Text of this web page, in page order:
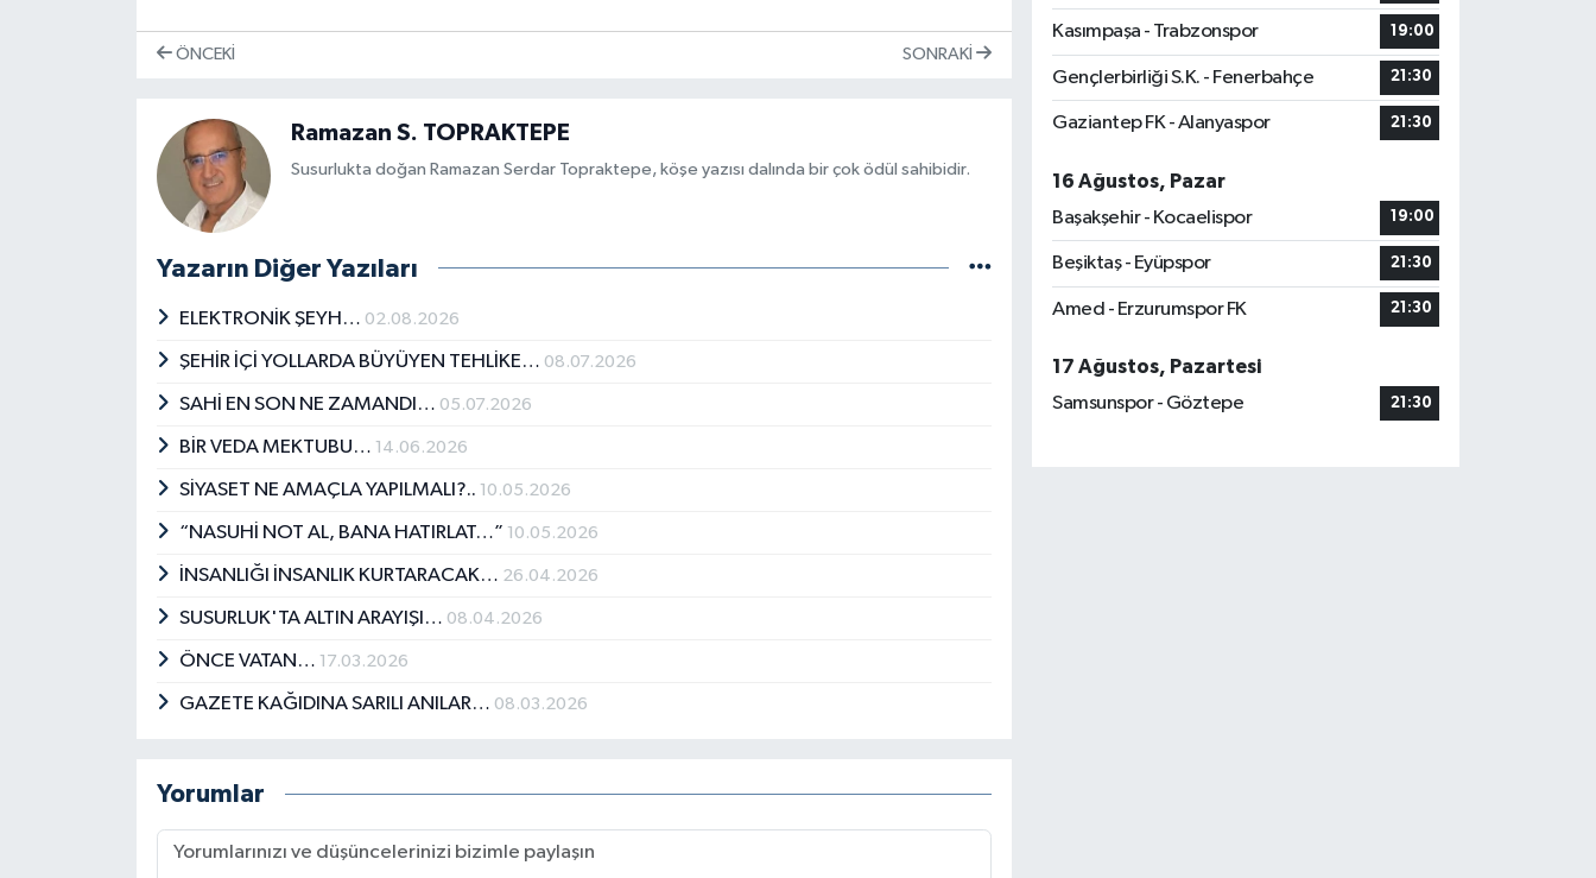
ÖNCEKI SONRAKI
Ramazan S. TOPRAKTEPE
Susurlukta doğan Ramazan Serdar Topraktepe, köşe yazısı dalında bir çok ödül sahibidir.
Yazarın Diğer Yazıları
ELEKTRONİK ŞEYH… 02.08.2026
ŞEHİR İÇİ YOLLARDA BÜYÜYEN TEHLİKE… 08.07.2026
SAHİ EN SON NE ZAMANDI… 05.07.2026
BİR VEDA MEKTUBU… 14.06.2026
SİYASET NE AMAÇLA YAPILMALI?.. 10.05.2026
“NASUHİ NOT AL, BANA HATIRLAT…” 10.05.2026
İNSANLIĞI İNSANLIK KURTARACAK… 26.04.2026
SUSURLUK'TA ALTIN ARAYIŞI… 08.04.2026
ÖNCE VATAN… 17.03.2026
GAZETE KAĞIDINA SARILI ANILAR… 08.03.2026
Yorumlar
Kasımpaşa - Trabzonspor 19:00
Gençlerbirliği S.K. - Fenerbahçe 21:30
Gaziantep FK - Alanyaspor 21:30
16 Ağustos, Pazar
Başakşehir - Kocaelispor
19:00
Beşiktaş - Eyüpspor 21:30
Amed - Erzurumspor FK 21:30
17 Ağustos, Pazartesi
Samsunspor - Göztepe
21:30